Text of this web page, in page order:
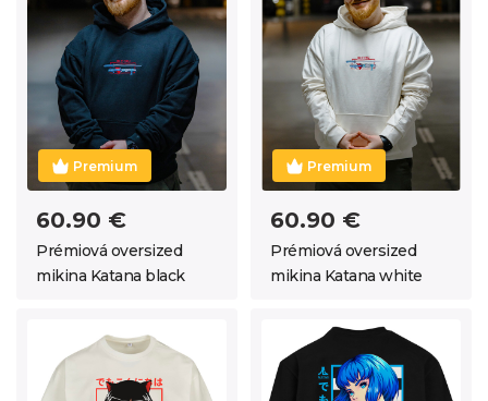
Premium
60.90 €
Prémiová oversized
mikina Katana black
Premium
60.90 €
Prémiová oversized
mikina Katana white